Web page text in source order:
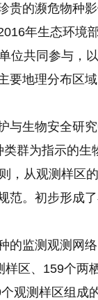
贵的濒危物种
年生态环境
位共同参与，
要地理分布区
与生物安全研
群为指示的生
，从观测样区
范。初步形成
的监测观测网
区、159个两
观测样区组成